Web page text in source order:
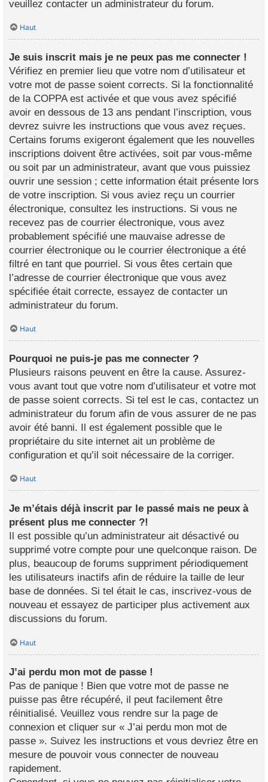
veuillez contacter un administrateur du forum.
Haut
Je suis inscrit mais je ne peux pas me connecter !
Vérifiez en premier lieu que votre nom d’utilisateur et
votre mot de passe soient corrects. Si la fonctionnalité
de la COPPA est activée et que vous avez spécifié
avoir en dessous de 13 ans pendant l’inscription, vous
devrez suivre les instructions que vous avez reçues.
Certains forums exigeront également que les nouvelles
inscriptions doivent être activées, soit par vous-même
ou soit par un administrateur, avant que vous puissiez
ouvrir une session ; cette information était présente lors
de votre inscription. Si vous aviez reçu un courrier
électronique, consultez les instructions. Si vous ne
recevez pas de courrier électronique, vous avez
probablement spécifié une mauvaise adresse de
courrier électronique ou le courrier électronique a été
filtré en tant que pourriel. Si vous êtes certain que
l’adresse de courrier électronique que vous avez
spécifiée était correcte, essayez de contacter un
administrateur du forum.
Haut
Pourquoi ne puis-je pas me connecter ?
Plusieurs raisons peuvent en être la cause. Assurez-
vous avant tout que votre nom d’utilisateur et votre mot
de passe soient corrects. Si tel est le cas, contactez un
administrateur du forum afin de vous assurer de ne pas
avoir été banni. Il est également possible que le
propriétaire du site internet ait un problème de
configuration et qu’il soit nécessaire de la corriger.
Haut
Je m’étais déjà inscrit par le passé mais ne peux à
présent plus me connecter ?!
Il est possible qu’un administrateur ait désactivé ou
supprimé votre compte pour une quelconque raison. De
plus, beaucoup de forums suppriment périodiquement
les utilisateurs inactifs afin de réduire la taille de leur
base de données. Si tel était le cas, inscrivez-vous de
nouveau et essayez de participer plus activement aux
discussions du forum.
Haut
J’ai perdu mon mot de passe !
Pas de panique ! Bien que votre mot de passe ne
puisse pas être récupéré, il peut facilement être
réinitialisé. Veuillez vous rendre sur la page de
connexion et cliquer sur « J’ai perdu mon mot de
passe ». Suivez les instructions et vous devriez être en
mesure de pouvoir vous connecter de nouveau
rapidement.